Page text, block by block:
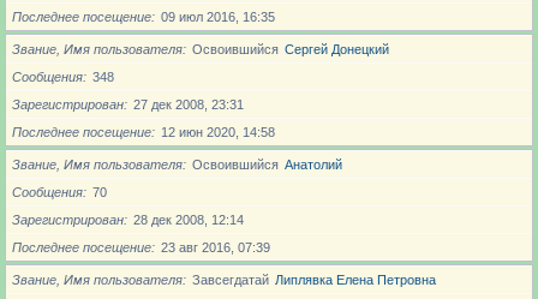
Последнее посещение
09 июл 2016, 16:35
Звание, Имя пользователя Освоившийся Сергей Донецкий
Сообщения
348
Зарегистрирован
27 дек 2008, 23:31
Последнее посещение
12 июн 2020, 14:58
Звание, Имя пользователя Освоившийся Анатолий
Сообщения
70
Зарегистрирован
28 дек 2008, 12:14
Последнее посещение
23 авг 2016, 07:39
Звание, Имя пользователя Завсегдатай Липлявка Елена Петровна